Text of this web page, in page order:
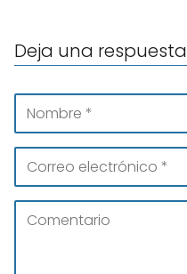
Deja una respuesta